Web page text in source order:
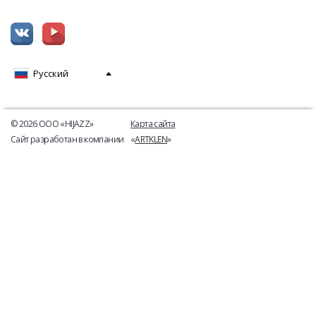
Русский
© 2026 ООО «HIJAZZ»
Карта сайта
Сайт разработан в компании
«ARTKLEN»